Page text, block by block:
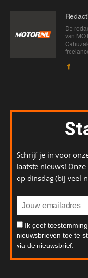
De
van
Schrijf je in voor
laatste nieuws!
op dinsdag (bij veel
Ik geef
nieuwsbrieven toe te
via de nieuwsbrief.